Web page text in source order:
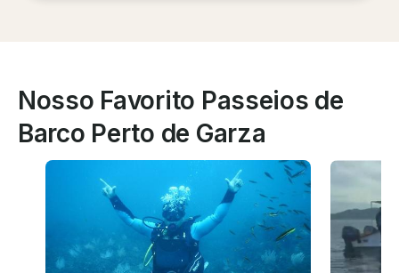
Nosso Favorito Passeios de
Barco Perto de Garza